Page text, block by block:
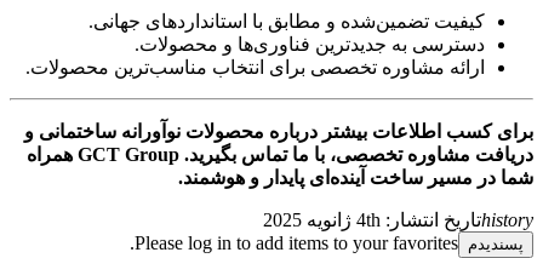
کیفیت تضمین‌شده و مطابق با استانداردهای جهانی.
دسترسی به جدیدترین فناوری‌ها و محصولات.
ارائه مشاوره تخصصی برای انتخاب مناسب‌ترین محصولات.
برای کسب اطلاعات بیشتر درباره محصولات نوآورانه ساختمانی و
دریافت مشاوره تخصصی، با ما تماس بگیرید. GCT Group همراه
شما در مسیر ساخت آینده‌ای پایدار و هوشمند.
historyتاریخ انتشار: 4th ژانویه 2025
پسندیدم Please log in to add items to your favorites.